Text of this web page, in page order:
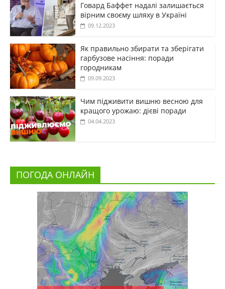
Говард Баффет надалі залишається
вірним своєму шляху в Україні
09.12.2023
Як правильно збирати та зберігати
гарбузове насіння: поради
городникам
09.09.2023
Чим підживити вишню весною для
кращого урожаю: дієві поради
04.04.2023
ПОГОДА ОНЛАЙН